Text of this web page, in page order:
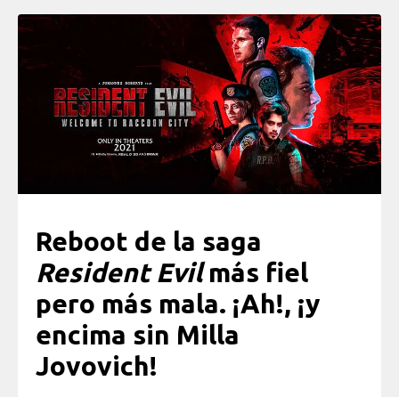
Reboot de la saga
Resident Evilmás fiel
pero más mala. ¡Ah!, ¡y
encima sin Milla
Jovovich!